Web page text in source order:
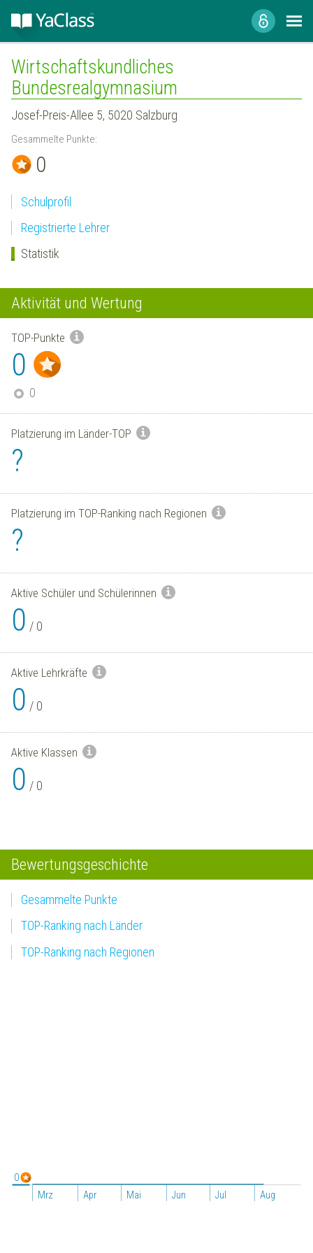
Wirtschaftskundliches
Bundesrealgymnasium
Josef-Preis-Allee 5, 5020 Salzburg
Gesammelte Punkte:
0
Schulprofil
Registrierte Lehrer
Statistik
Aktivität und Wertung
TOP-Punkte
0
0
Platzierung im Länder-TOP
?
Platzierung im TOP-Ranking nach Regionen
?
Aktive Schüler und Schülerinnen
0 / 0
Aktive Lehrkräfte
0 / 0
Aktive Klassen
0 / 0
Bewertungsgeschichte
Gesammelte Punkte
TOP-Ranking nach Länder
TOP-Ranking nach Regionen
Mrz Apr Mai Jun Jul Aug
0